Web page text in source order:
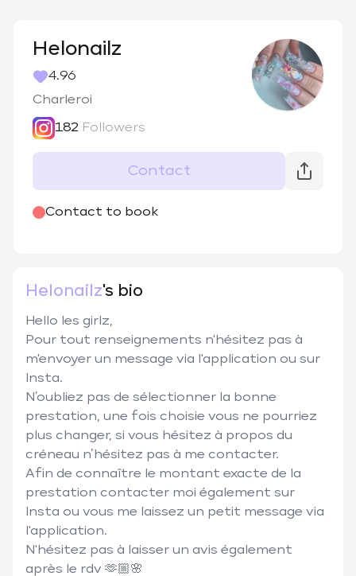
Helonailz
4.96
Charleroi
182 Followers
Contact
Contact to book
@helonailz
Helonailz's bio
Hello les girlz,
Pour tout renseignements n'hésitez pas à
m'envoyer un message via l'application ou sur
Insta.
N’oubliez pas de sélectionner la bonne
prestation, une fois choisie vous ne pourriez
plus changer, si vous hésitez à propos du
créneau n’hésitez pas à me contacter.
Afin de connaître le montant exacte de la
prestation contacter moi également sur
Insta ou vous me laissez un petit message via
l'application.
N'hésitez pas à laisser un avis également
après le rdv 🫶🏼🌸